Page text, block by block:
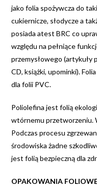
jako folia spożywcza do
cukiernicze, słodycze a
posiada atest BRC co
względu na pełniące
przemysłowego (artykuły
CD, książki, upominki).
dla folii PVC.
Poliolefina jest folią
wtórnemu przetworzeniu.
Podczas procesu
środowiska żadne
jest folią bezpieczną dla
OPAKOWANIA